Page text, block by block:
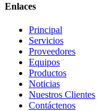
Enlaces
Principal
Servicios
Proveedores
Equipos
Productos
Noticias
Nuestros Clientes
Contáctenos